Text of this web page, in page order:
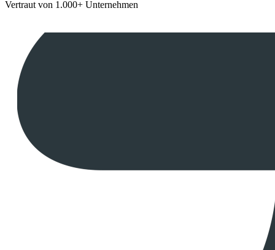
Vertraut von 1.000+ Unternehmen